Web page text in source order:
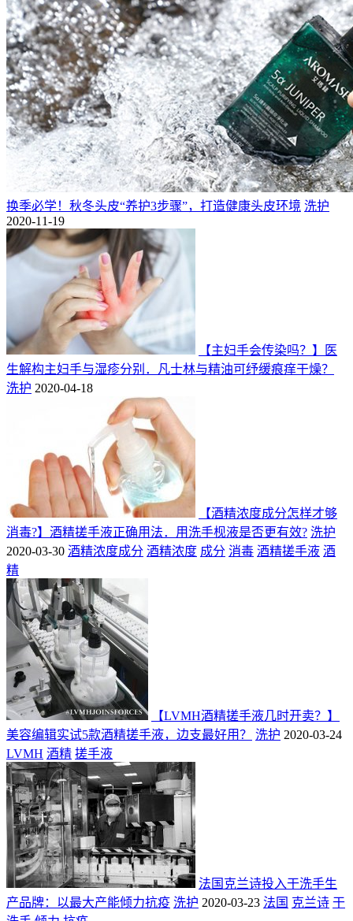
换季必学！秋冬头皮“养护3步骤”，打造健康头皮环境 洗护
2020-11-19
【主妇手会传染吗？】医
生解构主妇手与湿疹分别．凡士林与精油可纾缓痕痒干燥？
洗护 2020-04-18
【酒精浓度成分怎样才够
消毒?】酒精搓手液正确用法．用洗手枧液是否更有效? 洗护
2020-03-30 酒精浓度成分 酒精浓度 成分 消毒 酒精搓手液 酒
精
【LVMH酒精搓手液几时开卖？】
美容编辑实试5款酒精搓手液，边支最好用？
洗护 2020-03-24
LVMH 酒精 搓手液
法国克兰诗投入干洗手生
产品牌：以最大产能倾力抗疫 洗护 2020-03-23 法国 克兰诗 干